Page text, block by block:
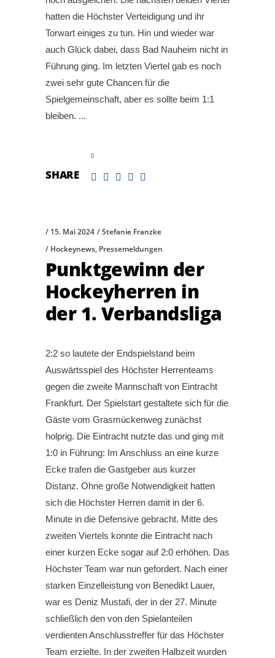
hatten die Höchster Verteidigung und ihr
Torwart einiges zu tun. Hin und wieder war
auch Glück dabei, dass Bad Nauheim nicht in
Führung ging. Im letzten Viertel gab es noch
zwei sehr gute Chancen für die
Spielgemeinschaft, aber es sollte beim 1:1
bleiben.
SHARE
15. Mai 2024
Stefanie Franzke
Hockeynews, Pressemeldungen
Punktgewinn der
Hockeyherren in
der 1. Verbandsliga
2:2 so lautete der Endspielstand beim
Auswärtsspiel des Höchster Herrenteams
gegen die zweite Mannschaft von Eintracht
Frankfurt. Der Spielstart gestaltete sich für die
Gäste vom Grasmückenweg zunächst
holprig. Die Eintracht nutzte das und ging mit
1:0 in Führung: Im Anschluss an eine kurze
Ecke trafen die Gastgeber aus kurzer
Distanz. Ohne große Notwendigkeit hatten
sich die Höchster Herren damit in der 6.
Minute in die Defensive gebracht. Mitte des
zweiten Viertels konnte die Eintracht nach
einer kurzen Ecke sogar auf 2:0 erhöhen. Das
Höchster Team war nun gefordert. Nach einer
starken Einzelleistung von Benedikt Lauer,
war es Deniz Mustafi, der in der 27. Minute
schließlich den von den Spielanteilen
verdienten Anschlusstreffer für das Höchster
Team erzielte. In der zweiten Halbzeit wurden